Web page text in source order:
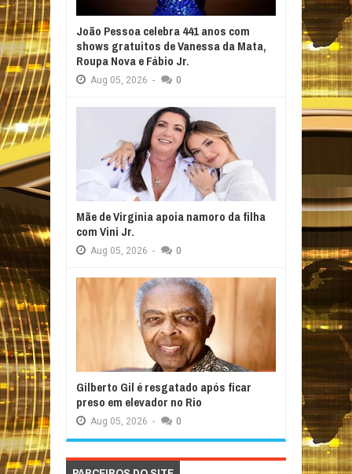
João Pessoa celebra 441 anos com
shows gratuitos de Vanessa da Mata,
Roupa Nova e Fábio Jr.
Aug 05, 2026 - 0
Mãe de Virginia apoia namoro da filha
com Vini Jr.
Aug 05, 2026 - 0
Gilberto Gil é resgatado após ficar
preso em elevador no Rio
Aug 05, 2026 - 0